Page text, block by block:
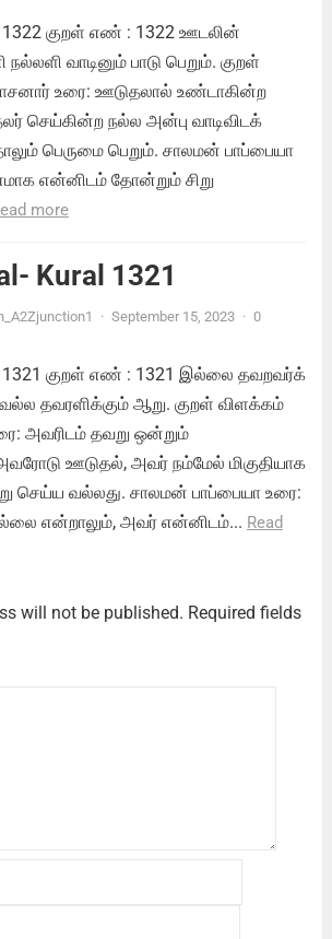
1322 குறள் எண் : 1322 ஊடலின்
நல்லளி வாடினும் பாடு பெறும். குறள்
உரை: ஊடுதலால் உண்டாகின்ற
செய்கின்ற நல்ல அன்பு வாடிவிடக்
பெருமை பெறும். சாலமன் பாப்பையா
என்னிடம் தோன்றும் சிறு
more
Kural 1321
· September 15, 2023 · 0
1321 குறள் எண் : 1321 இல்லை தவறவர்க்
தவரளிக்கும் ஆறு. குறள் விளக்கம்
அவரிடம் தவறு ஒன்றும்
ஊடுதல், அவர் நம்மேல் மிகுதியாக
செய்ய வல்லது. சாலமன் பாப்பையா உரை:
என்றாலும், அவர் என்னிடம்... Read
will not be published. Required fields